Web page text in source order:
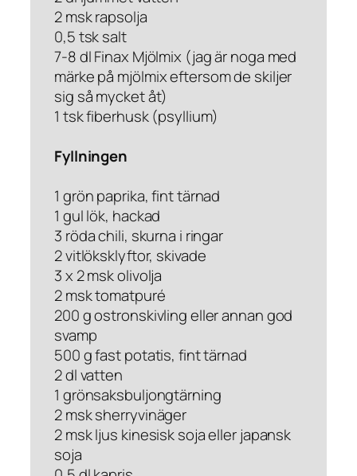
2 msk rapsolja
0,5 tsk salt
7-8 dl Finax Mjölmix (jag är noga med
märke på mjölmix eftersom de skiljer
sig så mycket åt)
1 tsk fiberhusk (psyllium)
Fyllningen
1 grön paprika, fint tärnad
1 gul lök, hackad
3 röda chili, skurna i ringar
2 vitlöksklyftor, skivade
3 x 2 msk olivolja
2 msk tomatpuré
200 g ostronskivling eller annan god
svamp
500 g fast potatis, fint tärnad
2 dl vatten
1 grönsaksbuljongtärning
2 msk sherryvinäger
2 msk ljus kinesisk soja eller japansk
soja